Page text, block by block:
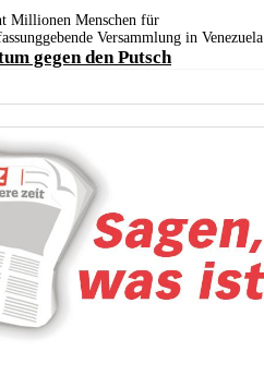
Millionen Menschen für
Versammlung in Venezuela
gegen den Putsch